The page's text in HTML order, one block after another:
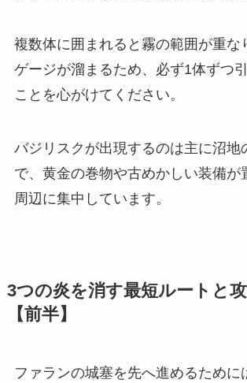
複数体に囲まれると霧の範囲が重な
ゲージが溜まるため、必ず1体ずつ
ことを心がけてください。
バジリスクが出現するのは主に沼地
で、黄金の巻物や古めかしい装備が
周辺に集中しています。
3つの炎を消す最短ルートと
【前半】
ファランの城塞を先へ進めるために